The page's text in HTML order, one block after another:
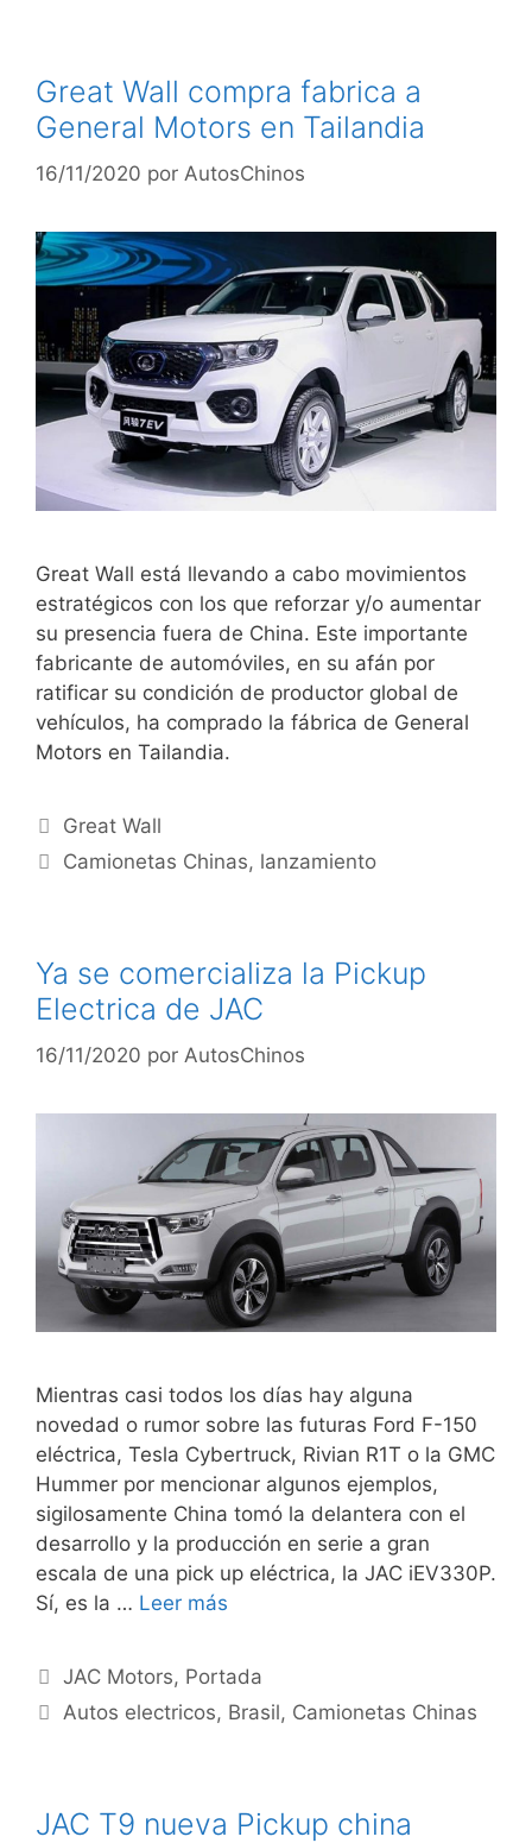
Great Wall compra fabrica a
General Motors en Tailandia
16/11/2020 por AutosChinos
Great Wall está llevando a cabo movimientos
estratégicos con los que reforzar y/o aumentar
su presencia fuera de China. Este importante
fabricante de automóviles, en su afán por
ratificar su condición de productor global de
vehículos, ha comprado la fábrica de General
Motors en Tailandia.
Great Wall
Camionetas Chinas, lanzamiento
Ya se comercializa la Pickup
Electrica de JAC
16/11/2020 por AutosChinos
Mientras casi todos los días hay alguna
novedad o rumor sobre las futuras Ford F-150
eléctrica, Tesla Cybertruck, Rivian R1T o la GMC
Hummer por mencionar algunos ejemplos,
sigilosamente China tomó la delantera con el
desarrollo y la producción en serie a gran
escala de una pick up eléctrica, la JAC iEV330P.
Sí, es la … Leer más
JAC Motors, Portada
Autos electricos, Brasil, Camionetas Chinas
JAC T9 nueva Pickup china